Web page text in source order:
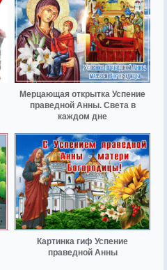
Мерцающая открытка Успение
праведной Анны. Света в
каждом дне
Картинка гиф Успение
праведной Анны